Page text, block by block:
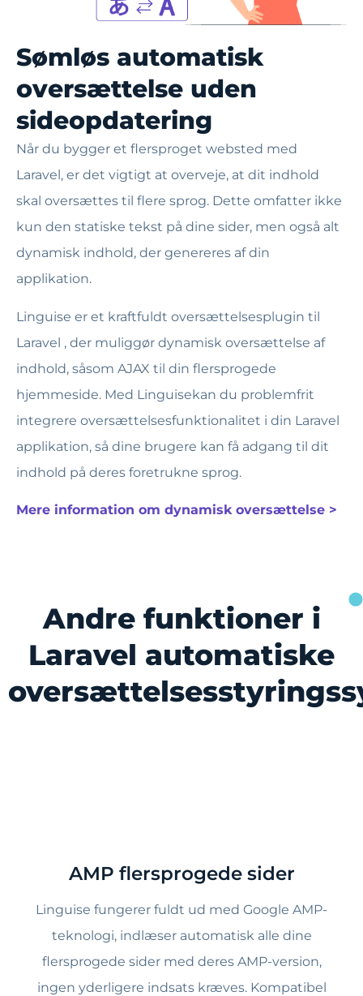
Sømløs automatisk
oversættelse uden
sideopdatering
Når du bygger et flersproget websted med
Laravel, er det vigtigt at overveje, at dit indhold
skal oversættes til flere sprog. Dette omfatter ikke
kun den statiske tekst på dine sider, men også alt
dynamisk indhold, der genereres af din
applikation.
Linguise er et kraftfuldt oversættelsesplugin til
Laravel , der muliggør dynamisk oversættelse af
indhold, såsom AJAX til din flersprogede
hjemmeside. Med Linguisekan du problemfrit
integrere oversættelsesfunktionalitet i din Laravel
applikation, så dine brugere kan få adgang til dit
indhold på deres foretrukne sprog.
Mere information om dynamisk oversættelse >
Andre funktioner i
Laravel automatiske
AMP flersprogede sider
Linguise fungerer fuldt ud med Google AMP-
teknologi, indlæser automatisk alle dine
flersprogede sider med deres AMP-version,
ingen yderligere indsats kræves. Kompatibel